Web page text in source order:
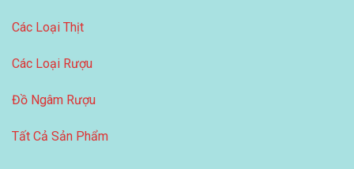
Các Loại Thịt
Các Loại Rượu
Đồ Ngâm Rượu
Tất Cả Sản Phẩm